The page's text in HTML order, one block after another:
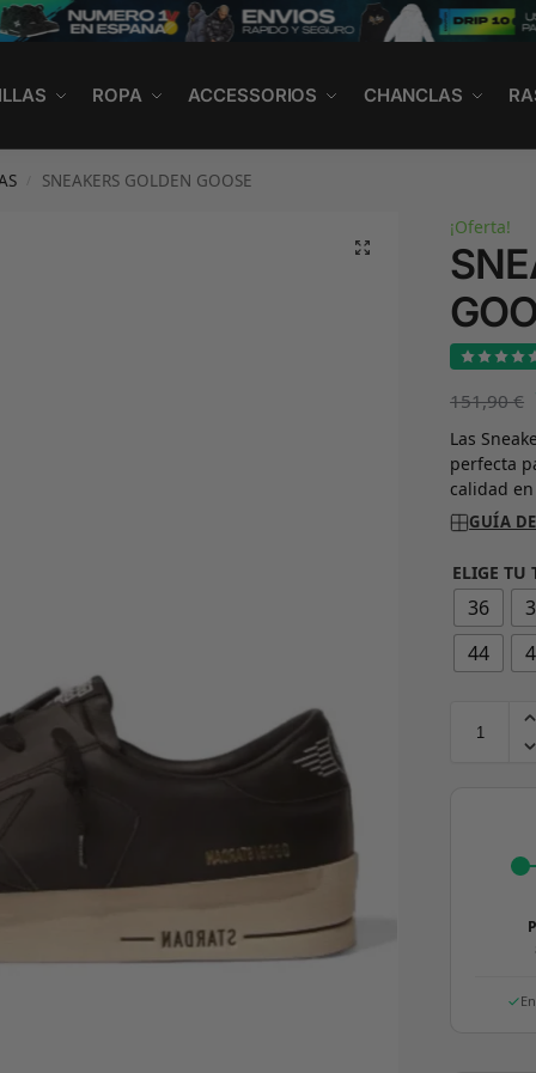
ROPA ACCESSORIOS CHANCLAS
SNEAKERS GOLDEN GOOSE
¡Oferta!
151,90€
Las
perfecta
calidad
GUÍA
ELIGE TU
36
44